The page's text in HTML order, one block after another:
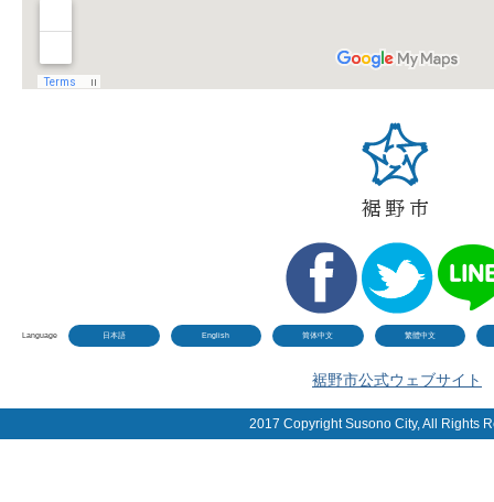
Language 日本語 English 简体中文 繁體中文
裾野市公式ウェブサイト
2017 Copyright Susono City, All Rights